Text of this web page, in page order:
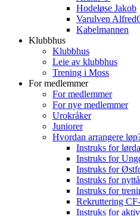
Hodeløse Jakob
Varulven
Kabelmannen
Klubbhus
Klubbhus
Leie av klubbhus
Trening i Moss
For medlemmer
For medlemmer
For nye medlemmer
Urokråker
Juniorer
Hvordan arrangere
Instruks for
Instruks for
Instruks for
Instruks for
Instruks for
Rekruttering
Instruks for